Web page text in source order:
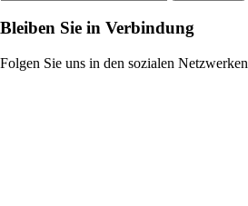
Bleiben Sie in Verbindung
Folgen Sie uns in den sozialen Netzwerken